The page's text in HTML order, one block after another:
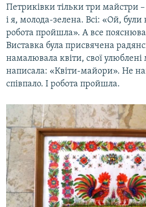
Петриківки тільки три майстри
і я, молода-зелена. Всі: «Ой, були
робота пройшла». А все
Виставка була присвячена
намалювала квіти, свої улюблені
написала: «Квіти-майори». Не
співпало. І робота пройшла.